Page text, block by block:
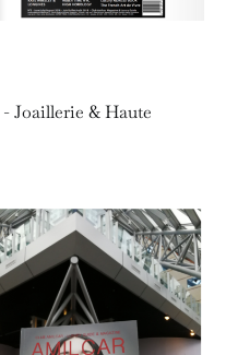
Joaillerie & Haute